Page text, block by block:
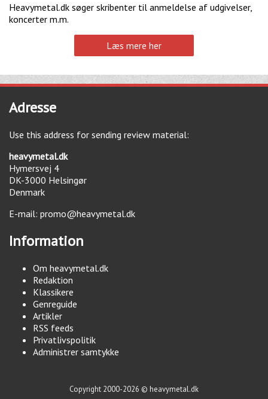
Heavymetal.dk søger skribenter til anmeldelse af udgivelser,
koncerter m.m.
Læs mere her
Adresse
Use this address for sending review material:
heavymetal.dk
Hymersvej 4
DK-3000 Helsingør
Denmark
E-mail: promo@heavymetal.dk
Information
Om heavymetal.dk
Redaktion
Klassikere
Genreguide
Artikler
RSS feeds
Privatlivspolitik
Administrer samtykke
Copyright 2000-2026 © heavymetal.dk